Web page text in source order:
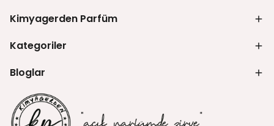
Kimyagerden Parfüm
Kategoriler
Bloglar